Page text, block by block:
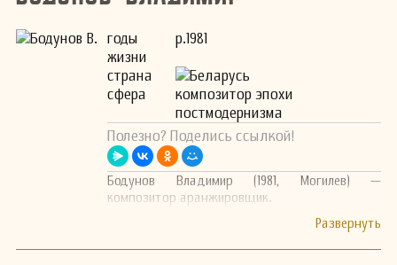
годы
жизни
р.1981
страна
Беларусь
сфера
композитор эпохи
постмодернизма
Полезно? Поделись ссылкой!
Бодунов Владимир (1981, Могилев) —
композитор аранжировщик.